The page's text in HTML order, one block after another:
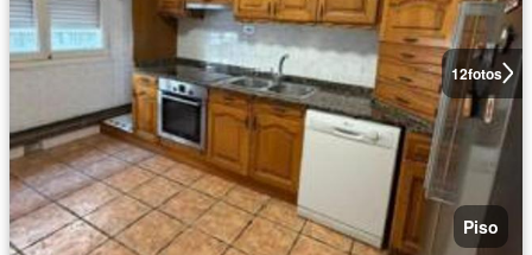
12fotos
Piso